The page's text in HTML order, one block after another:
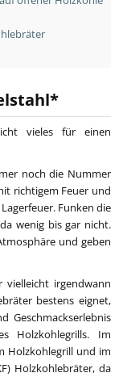
vieles für einen
noch die Nummer
richtigem Feuer und
Funken die
wenig bis gar nicht.
und geben
vielleicht irgendwann
bestens eignet,
Geschmackserlebnis
Holzkohlegrills. Im
Holzkohlegrill und im
Holzkohlebräter, da